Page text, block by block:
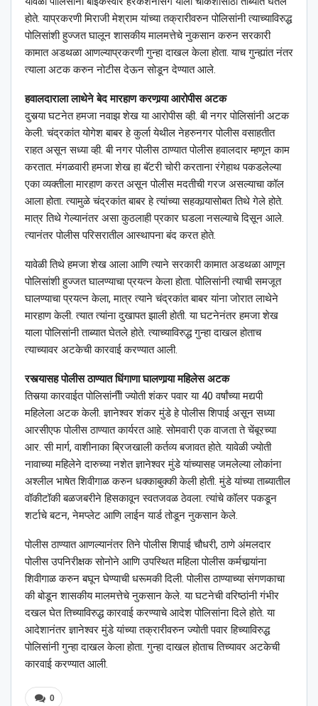
होते. याप्रकरणी मिराजी मेश्राम यांच्या तक्रारीवरुन पोलिसांनी त्याच्याविरुद्ध
पोलिसांशी हुज्जत घालून शासकीय मालमत्तेचे नुकसान करुन सरकारी
कामात अडथळा आणल्याप्रकरणी गुन्हा दाखल केला होता. याच गुन्ह्यांत नंतर
त्याला अटक करुन नोटीस देऊन सोडून देण्यात आले.
हवालदाराला लाथेने बेद मारहाण करणार्‍या आरोपीस अटक
दुसर्‍या घटनेत हमजा नवाझ शेख या आरोपीस व्ही. बी नगर पोलिसांनी अटक
केली. चंद्रकांत योगेश बाबर हे कुर्ला येथील नेहरुनगर पोलीस वसाहतीत
राहत असून सध्या व्ही. बी नगर पोलीस ठाण्यात पोलीस हवालदार म्हणून काम
करतात. मंगळवारी हमजा शेख हा बॅटरी चोरी करताना रंगेहाथ पकडलेल्या
एका व्यक्तीला मारहाण करत असून पोलीस मदतीची गरज असल्याचा कॉल
आला होता. त्यामुळे चंद्रकांत बाबर हे त्यांच्या सहकार्‍यासोबत तिथे गेले होते.
मात्र तिथे गेल्यानंतर असा कुठलाही प्रकार घडला नसल्याचे दिसून आले.
त्यानंतर पोलीस परिसरातील आस्थापना बंद करत होते.
यावेळी तिथे हमजा शेख आला आणि त्याने सरकारी कामात अडथळा आणून
पोलिसांशी हुज्जत घालण्याचा प्रयत्न केला होता. पोलिसांनी त्याची समजूत
घालण्याचा प्रयत्न केला, मात्र त्याने चंद्रकांत बाबर यांना जोरात लाथेने
मारहाण केली. त्यात त्यांना दुखापत झाली होती. या घटनेनंतर हमजा शेख
याला पोलिसांनी ताब्यात घेतले होते. त्याच्याविरुद्ध गुन्हा दाखल होताच
त्याच्यावर अटकेची कारवाई करण्यात आली.
रस्त्यासह पोलीस ठाण्यात धिंगाणा घालणार्‍या महिलेस अटक
तिसर्‍या कारवाईत पोलिसांनीी ज्योती शंकर पवार या 40 वर्षांच्या मद्यपी
महिलेला अटक केली. ज्ञानेश्वर शंकर मुंडे हे पोलीस शिपाई असून सध्या
आरसीएफ पोलीस ठाण्यात कार्यरत आहे. सोमवारी एक वाजता ते चेंबूरच्या
आर. सी मार्ग, वाशीनाका ब्रिजखाली कर्तव्य बजावत होते. यावेळी ज्योती
नावाच्या महिलेने दारुच्या नशेत ज्ञानेश्वर मुंडे यांच्यासह जमलेल्या लोकांना
अश्लील भाषेत शिवीगाळ करुन धक्काबुक्की केली होती. मुंडे यांच्या ताब्यातील
वॉकीटॉकी बळजबरीने हिसकावून स्वतजवळ ठेवला. त्यांचे कॉलर पकडून
शर्टाचे बटन, नेमप्लेट आणि लाईन यार्ड तोडून नुकसान केले.
पोलीस ठाण्यात आणल्यानंतर तिने पोलीस शिपाई चौधरी, ठाणे अंमलदार
पोलीस उपनिरीक्षक सोनोने आणि उपस्थित महिला पोलीस कर्मचार्‍यांना
शिवीगाळ करुन बघून घेण्याची धरूमकी दिली. पोलीस ठाण्याच्या संगणकाचा
की बोडून शासकीय मालमत्तेचे नुकसान केले. या घटनेची वरिष्ठांनी गंभीर
दखल घेत तिच्याविरुद्ध कारवाई करण्याचे आदेश पोलिसांना दिले होते. या
आदेशानंतर ज्ञानेश्वर मुंडे यांच्या तक्रारीवरुन ज्योती पवार हिच्याविरुद्ध
पोलिसांनी गुन्हा दाखल केला होता. गुन्हा दाखल होताच तिच्यावर अटकेची
कारवाई करण्यात आली.
0